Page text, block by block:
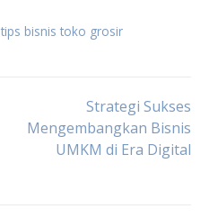
tips bisnis toko grosir
Strategi Sukses
Mengembangkan Bisnis
UMKM di Era Digital